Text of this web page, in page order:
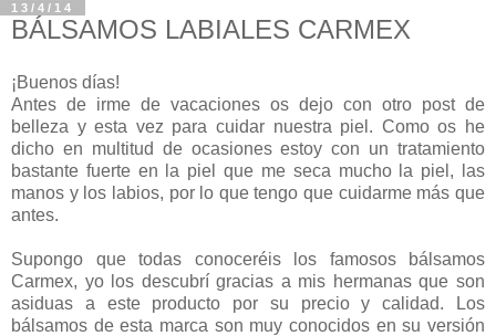
13/4/14
BÁLSAMOS LABIALES CARMEX
¡Buenos días!
Antes de irme de vacaciones os dejo con otro post de
belleza y esta vez para cuidar nuestra piel. Como os he
dicho en multitud de ocasiones estoy con un tratamiento
bastante fuerte en la piel que me seca mucho la piel, las
manos y los labios, por lo que tengo que cuidarme más que
antes.
Supongo que todas conoceréis los famosos bálsamos
Carmex, yo los descubrí gracias a mis hermanas que son
asiduas a este producto por su precio y calidad. Los
bálsamos de esta marca son muy conocidos en su versión